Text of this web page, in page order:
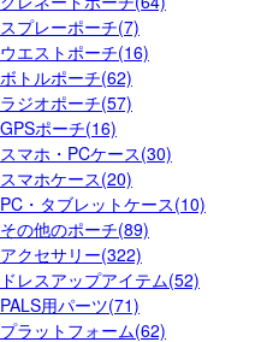
スプレーポーチ(7)
ウエストポーチ(16)
ボトルポーチ(62)
ラジオポーチ(57)
GPSポーチ(16)
スマホ・PCケース(30)
スマホケース(20)
PC・タブレットケース(10)
その他のポーチ(89)
アクセサリー(322)
ドレスアップアイテム(52)
PALS用パーツ(71)
プラットフォーム(62)